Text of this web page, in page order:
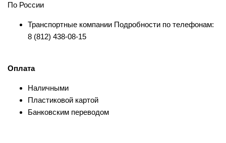
По России
Транспортные компании Подробности по телефонам:
8 (812) 438-08-15
Оплата
Наличными
Пластиковой картой
Банковским переводом